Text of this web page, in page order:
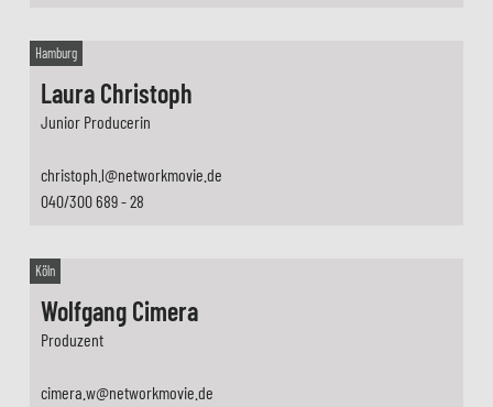
Hamburg
Laura Christoph
Junior Producerin
christoph.l@networkmovie.de
040/300 689 - 28
Köln
Wolfgang Cimera
Produzent
cimera.w@networkmovie.de